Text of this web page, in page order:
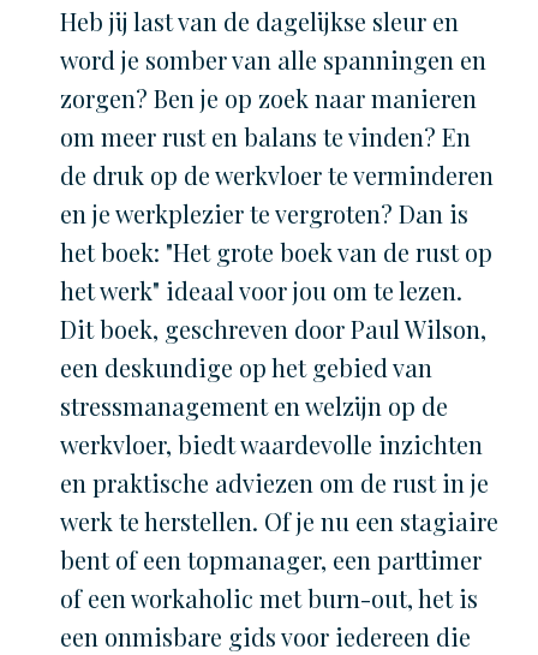
Heb jij last van de dagelijkse sleur en
word je somber van alle spanningen en
zorgen? Ben je op zoek naar manieren
om meer rust en balans te vinden? En
de druk op de werkvloer te verminderen
en je werkplezier te vergroten? Dan is
het boek: "Het grote boek van de rust op
het werk" ideaal voor jou om te lezen.
Dit boek, geschreven door Paul Wilson,
een deskundige op het gebied van
stressmanagement en welzijn op de
werkvloer, biedt waardevolle inzichten
en praktische adviezen om de rust in je
werk te herstellen. Of je nu een stagiaire
bent of een topmanager, een parttimer
of een workaholic met burn-out, het is
een onmisbare gids voor iedereen die